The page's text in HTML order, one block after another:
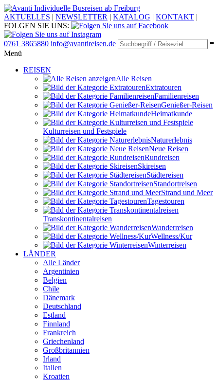
Individuelle Busreisen ab Freiburg
AKTUELLES | NEWSLETTER | KATALOG | KONTAKT |
FOLGEN SIE UNS:
0761 3865880 info@avantireisen.de
≡
Menü
REISEN
Alle Reisen
Extratouren
Familien­reisen
Genießer-Reisen
Heimatkunde
Kultur­reisen und Festspiele
Naturerlebnis
Neue Reisen
Rund­reisen
Ski­reisen
Städte­reisen
Standort­reisen
Strand und Meer
Tagestouren
Transkontinental­reisen
Wander­reisen
Wellness/Kur
Winter­reisen
LÄNDER
Alle Länder
Argentinien
Belgien
Chile
Dänemark
Deutschland
Estland
Finnland
Frankreich
Griechenland
Großbritannien
Irland
Italien
Kroatien